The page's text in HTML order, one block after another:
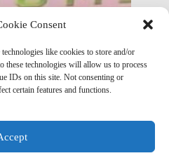
Consent
like cookies to store and/or
these technologies will allow us to process
IDs on this site. Not consenting or
certain features and functions.